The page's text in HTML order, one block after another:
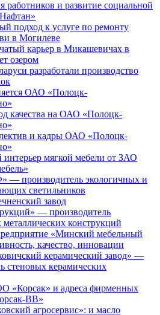
работников и развитие социальной
подход к услуге по ремонту
в Могилеве
карьер в Микашевичах в
озером
разработали производство
ОАО «Полоцк-
качества на ОАО «Полоцк-
и кадры ОАО «Полоцк-
интерьер мягкой мебели от ЗАО
— производитель экологичных и
светильников
завод
— производитель
металлических конструкций
«Минский мебельный
качество, инновации
керамический завод» —
стеновых керамических
«Корсак» и адреса фирменных
ВВ»
агросервис»: и масло